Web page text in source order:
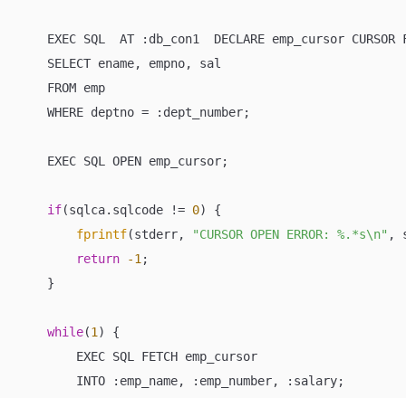
EXEC SQL  AT :db_con1  DECLARE emp_cursor CURSOR
    SELECT ename, empno, sal
    FROM emp
    WHERE deptno = :dept_number;
    EXEC SQL OPEN emp_cursor;
if(sqlca.sqlcode != 0) {
fprintf(stderr, "CURSOR OPEN ERROR: %.*s\n" ,
return
-1 ;
    }
while(1 ) {
        EXEC SQL FETCH emp_cursor
        INTO :emp_name, :emp_number, :salary;